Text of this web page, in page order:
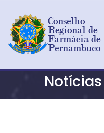
Ir para o conteúdo
Conselho
Regional de
Farmácia de
Pernambuco
Notícias